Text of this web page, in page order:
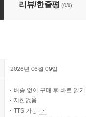
리뷰/한줄평 (0/0)
2026년 06월 09일
배송 없이 구매 후 바로 읽기
제한없음
TTS 가능